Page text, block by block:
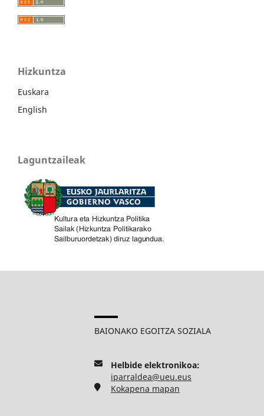
Hizkuntza
Euskara
English
Laguntzaileak
BAIONAKO EGOITZA SOZIALA
Helbide elektronikoa:
iparraldea@ueu.eus
Kokapena mapan